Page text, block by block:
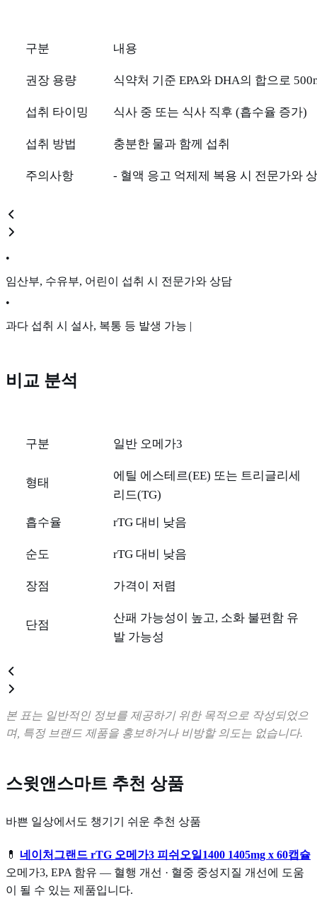
구분 내용
권장 용량 식약처 기준 EPA와 DHA의 합으로
섭취 타이밍 식사 중 또는 식사 직후 (흡수율 증가)
섭취 방법 충분한 물과 함께 섭취
주의사항 - 혈액 응고 억제제 복용 시 전문가와
•
임산부, 수유부, 어린이 섭취 시 전문가와 상담
•
과다 섭취 시 설사, 복통 등 발생 가능 |
비교 분석
구분 일반 오메가3
형태
에틸 에스테르(EE) 또는 트리글리세
리드(TG)
흡수율 rTG 대비 낮음
순도 rTG 대비 낮음
장점 가격이 저렴
단점
산패 가능성이 높고, 소화 불편함 유
발 가능성
본 표는 일반적인 정보를 제공하기 위한 목적으로 작성되었으
며, 특정 브랜드 제품을 홍보하거나 비방할 의도는 없습니다.
스윗앤스마트 추천 상품
바쁜 일상에서도 챙기기 쉬운 추천 상품
💊 네이처그랜드 rTG 오메가3 피쉬오일1400 1405mg x 60캡슐
오메가3, EPA 함유 — 혈행 개선 · 혈중 중성지질 개선에 도움
이 될 수 있는 제품입니다.